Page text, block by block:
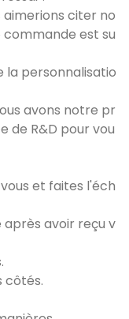
aimerions citer no
est su
personnalisatio
avons notre pr
de R&D pour vou
et faites l'éch
avoir reçu v
côtés.